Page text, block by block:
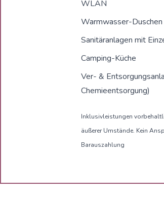
WLAN
Warmwasser-Duschen
Sanitäranlagen mit
Camping-Küche
Ver- &
Chemieentsorgung)
Inklusivleistungen
äußerer Umstände. Kein
Barauszahlung